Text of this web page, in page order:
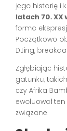
jego historię i
latach 70. XX
forma
Początkowo
DJing,
Zgłębiając
gatunku,
czy Afrika
ewoluował
związane.